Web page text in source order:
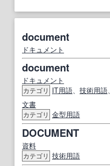
document
ドキュメント
document
ドキュメント
カテゴリ IT用語、 技術用語、
文書
カテゴリ 金型用語
DOCUMENT
資料
カテゴリ 技術用語